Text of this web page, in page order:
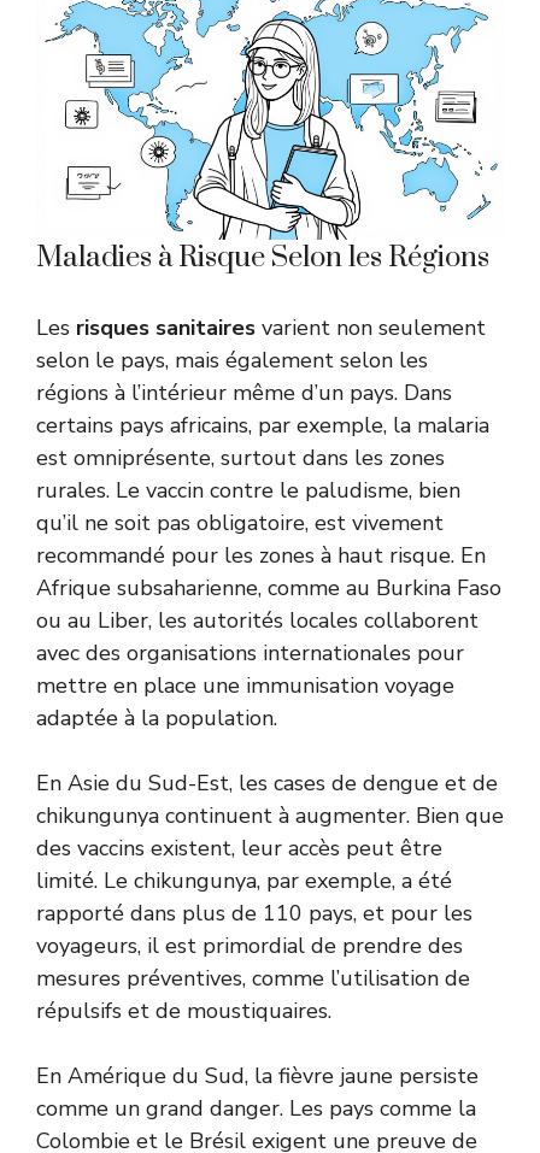
Maladies à Risque Selon les Régions
Les risques sanitaires varient non seulement
selon le pays, mais également selon les
régions à l’intérieur même d’un pays. Dans
certains pays africains, par exemple, la malaria
est omniprésente, surtout dans les zones
rurales. Le vaccin contre le paludisme, bien
qu’il ne soit pas obligatoire, est vivement
recommandé pour les zones à haut risque. En
Afrique subsaharienne, comme au Burkina Faso
ou au Liber, les autorités locales collaborent
avec des organisations internationales pour
mettre en place une immunisation voyage
adaptée à la population.
En Asie du Sud-Est, les cases de dengue et de
chikungunya continuent à augmenter. Bien que
des vaccins existent, leur accès peut être
limité. Le chikungunya, par exemple, a été
rapporté dans plus de 110 pays, et pour les
voyageurs, il est primordial de prendre des
mesures préventives, comme l’utilisation de
répulsifs et de moustiquaires.
En Amérique du Sud, la fièvre jaune persiste
comme un grand danger. Les pays comme la
Colombie et le Brésil exigent une preuve de